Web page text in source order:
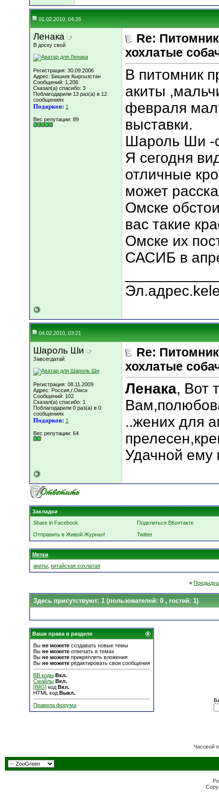
01.02.2010, 04:26
Ленака
В доску свой
Регистрация: 30.09.2006
Адрес: Бишкек Кыргызстан
Сообщений: 1,206
Сказал(а) спасибо: 3
Поблагодарили 13 раз(а) в 12
сообщениях
Подарков: 1
Вес репутации: 89
Re:
хохлатые
В питомник
акиты
февраля
выставки.
Шароль Ши -
Я сегодня
отличные
может
Омске
вас такие
Омске их
САСИБ в
04.02.2010, 03:21
Шароль Ши
Завсегдатай
Регистрация: 08.11.2009
Адрес: Россия,г.Омск
Сообщений: 102
Сказал(а) спасибо: 1
Поблагодарили 0 раз(а) в 0
сообщениях
Подарков: 1
Вес репутации: 64
Re:
хохлатые
Ленака, Вот
..жених для
Удачной ему
Закладки
Share in Facebook
Поделиться ВКонтакте
Отправить в Живой Журнал!
Twitter
Метки
акиты китайская хохлатая
«
Здесь присутствуют: 1 (пользователей: 0 , гостей: 1)
Ваши права в разделе
Вы не можете создавать новые темы
Вы не можете отвечать в темах
Вы не можете прикреплять вложения
Вы не можете редактировать свои сообщения
BB коды Вкл.
Смайлы Вкл.
[IMG] код Вкл.
HTML код Выкл.
Правила форума
Часовой